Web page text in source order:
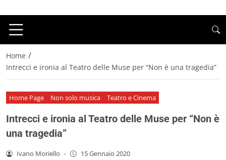
Home /
Intrecci e ironia al Teatro delle Muse per “Non è una tragedia”
Home Page Non solo musica Teatro e Cinema
Intrecci e ironia al Teatro delle Muse per “Non è
una tragedia”
Ivano Moriello - 15 Gennaio 2020